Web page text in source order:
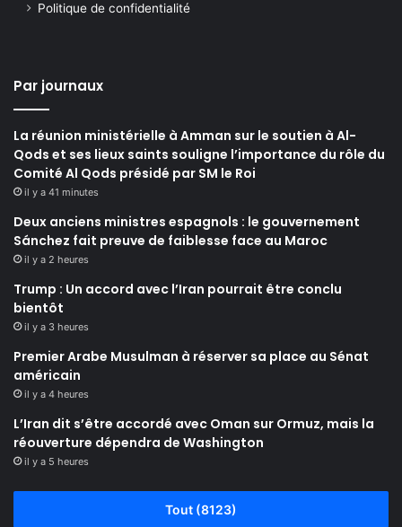
Politique de confidentialité
Par journaux
La réunion ministérielle à Amman sur le soutien à Al-
Qods et ses lieux saints souligne l’importance du rôle du
Comité Al Qods présidé par SM le Roi
il y a 41 minutes
Deux anciens ministres espagnols : le gouvernement
Sánchez fait preuve de faiblesse face au Maroc
il y a 2 heures
Trump : Un accord avec l’Iran pourrait être conclu
bientôt
il y a 3 heures
Premier Arabe Musulman à réserver sa place au Sénat
américain
il y a 4 heures
L’Iran dit s’être accordé avec Oman sur Ormuz, mais la
réouverture dépendra de Washington
il y a 5 heures
Tout (8123)